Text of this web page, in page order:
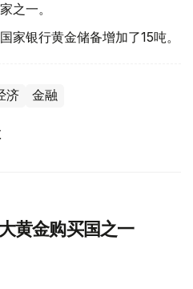
之一。
家银行黄金储备增加了15吨。
济 金融
黄金购买国之一